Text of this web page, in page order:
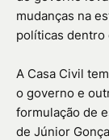
mudanças na
políticas dentro
A Casa Civil
o governo e
formulação de
de Júnior